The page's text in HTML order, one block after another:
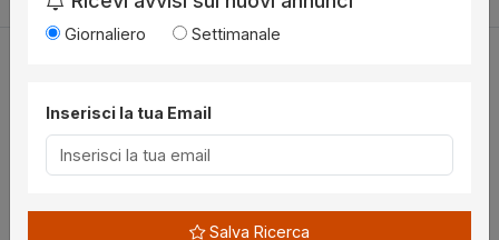
Utilità
Chi siamo
Disclaimer
Giornaliero Settimanale
Inserisci la tua Email
Salva Ricerca